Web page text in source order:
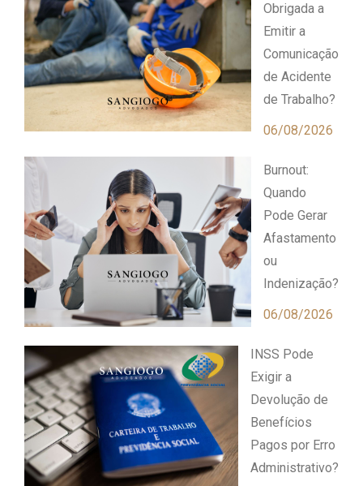
Obrigada a
Emitir a
Comunicação
de Acidente
de Trabalho?
06/08/2026
Burnout:
Quando
Pode Gerar
Afastamento
ou
Indenização?
06/08/2026
INSS Pode
Exigir a
Devolução de
Benefícios
Pagos por Erro
Administrativo?